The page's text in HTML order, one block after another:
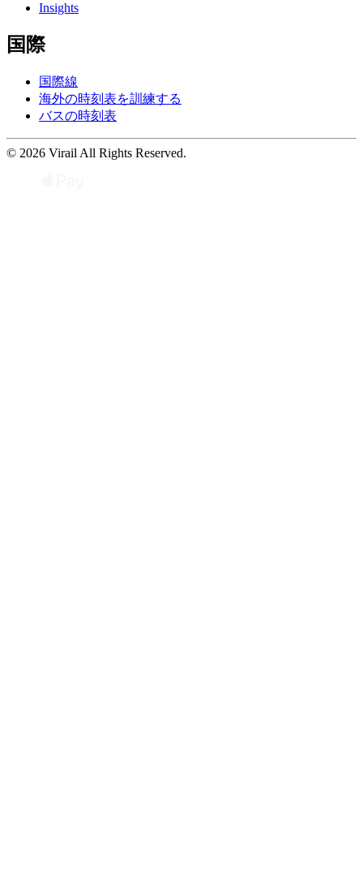
Insights
国際
国際線
海外の時刻表を訓練する
バスの時刻表
© 2026 Virail All Rights Reserved.